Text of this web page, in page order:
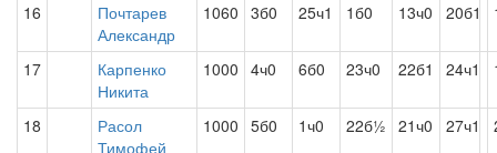
16
Почтарев
Александр
1060 3б0 25ч1 1б0 13ч0 20б1
17
Карпенко
Никита
1000 4ч0 6б0 23ч0 22б1 24ч1
18
Расол
Тимофей
1000 5б0 1ч0 22б½ 21ч0 27ч1